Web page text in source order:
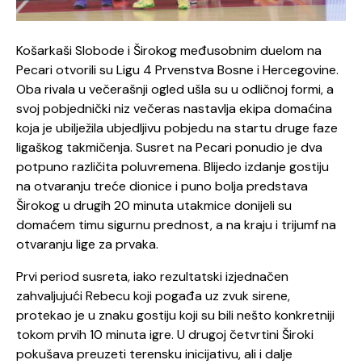
Košarkaši Slobode i Širokog međusobnim duelom na
Pecari otvorili su Ligu 4 Prvenstva Bosne i Hercegovine.
Oba rivala u večerašnji ogled ušla su u odličnoj formi, a
svoj pobjednički niz večeras nastavlja ekipa domaćina
koja je ubilježila ubjedljivu pobjedu na startu druge faze
ligaškog takmičenja. Susret na Pecari ponudio je dva
potpuno različita poluvremena. Blijedo izdanje gostiju
na otvaranju treće dionice i puno bolja predstava
Širokog u drugih 20 minuta utakmice donijeli su
domaćem timu sigurnu prednost, a na kraju i trijumf na
otvaranju lige za prvaka.
Prvi period susreta, iako rezultatski izjednačen
zahvaljujući Rebecu koji pogađa uz zvuk sirene,
protekao je u znaku gostiju koji su bili nešto konkretniji
tokom prvih 10 minuta igre. U drugoj četvrtini Široki
pokušava preuzeti terensku inicijativu, ali i dalje